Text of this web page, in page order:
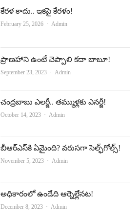
కేర‌ళ కాదు.. ఇక‌పై కేర‌ళం!
February 25, 2026 Author
Admin
ప్రాణహాని ఉంటే చెప్పాలి కదా బాబూ!
September 23, 2023 Author
Admin
చంద్రబాబు ఎలర్జీ.. తమ్ముళ్లకు ఎనర్జీ!
October 14, 2023 Author
Admin
బీఆర్‌ఎస్‌కి ఏమైంది? వరుసగా సెల్ఫ్‌గోల్స్‌!
November 5, 2023 Author
Admin
అధికారంలో ఉండేది ఆర్నెల్లేనట!
December 8, 2023 Author
Admin